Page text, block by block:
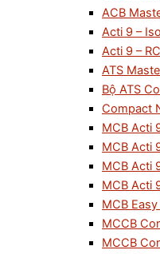
ACB
Acti 9 –
Acti 9 –
ATS
Bộ ATS
Compact
MCB Acti
MCB Acti
MCB Acti
MCB Acti
MCB
MCCB
MCCB